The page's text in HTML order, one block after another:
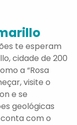
te esperam
cidade de 200
a “Rosa
visite o
e se
geológicas
com o